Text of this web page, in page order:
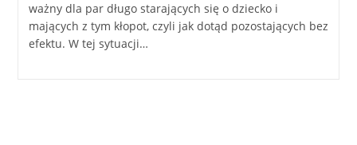
ważny dla par długo starających się o dziecko i
mających z tym kłopot, czyli jak dotąd pozostających bez
efektu. W tej sytuacji…